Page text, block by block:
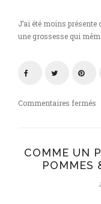
J’ai été moins présente
une grossesse qui
Commentaires fermés
COMME UN
POMMES